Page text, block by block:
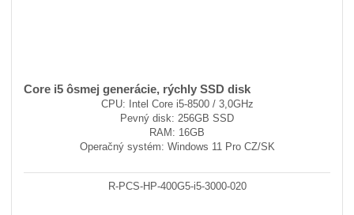
Core i5 ôsmej generácie, rýchly SSD disk
CPU: Intel Core i5-8500 / 3,0GHz
Pevný disk: 256GB SSD
RAM: 16GB
Operačný systém: Windows 11 Pro CZ/SK
R-PCS-HP-400G5-i5-3000-020